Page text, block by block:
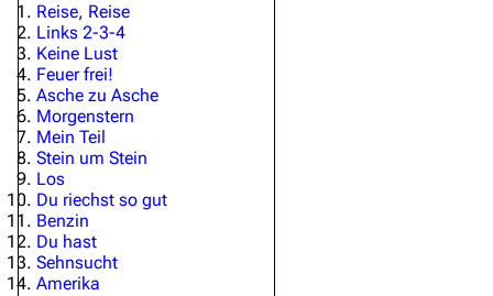
Reise, Reise
Links 2-3-4
Keine Lust
Feuer frei!
Asche zu Asche
Morgenstern
Mein Teil
Stein um Stein
Los
Du riechst so gut
Benzin
Du hast
Sehnsucht
Amerika